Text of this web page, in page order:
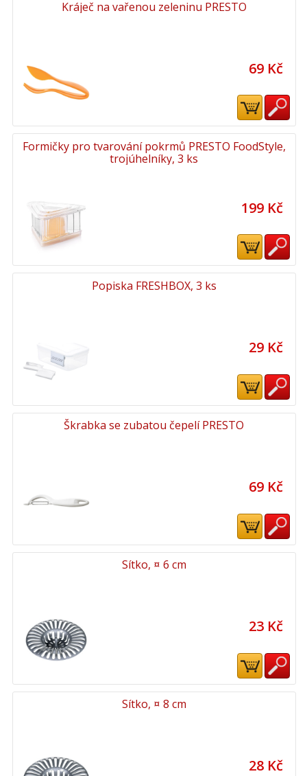
Kráječ na vařenou zeleninu PRESTO
69 Kč
Formičky pro tvarování pokrmů PRESTO FoodStyle,
trojúhelníky, 3 ks
199 Kč
Popiska FRESHBOX, 3 ks
29 Kč
Škrabka se zubatou čepelí PRESTO
69 Kč
Sítko, ¤ 6 cm
23 Kč
Sítko, ¤ 8 cm
28 Kč